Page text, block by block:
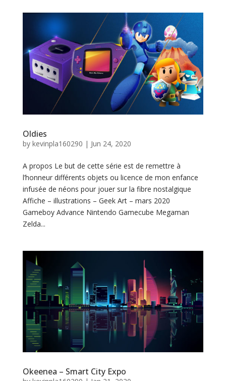
t
f
o
l
i
o
C
o
n
t
a
t
Oldies
by kevinpla160290 | Jun 24, 2020
A propos Le but de cette série est de remettre à
l’honneur différents objets ou licence de mon enfance
infusée de néons pour jouer sur la fibre nostalgique
Affiche – illustrations – Geek Art – mars 2020
Gameboy Advance Nintendo Gamecube Megaman
Zelda...
Okeenea – Smart City Expo